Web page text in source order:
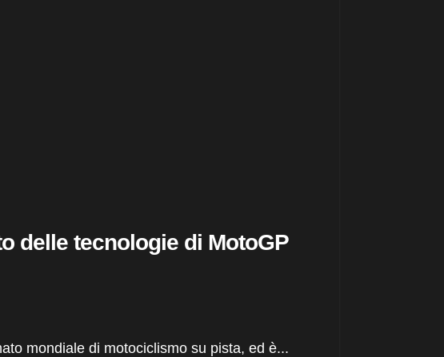
delle tecnologie di MotoGP
mondiale di motociclismo su pista, ed è...